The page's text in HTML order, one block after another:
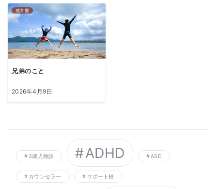
成育歴
兄弟のこと
2026年4月9日
3歳児検診 ADHD ASD
カウンセラー サポート校